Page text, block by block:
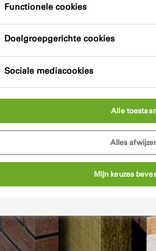
Functionele cookies
Doelgroepgerichte cookies
Sociale mediacookies
Alle
Alles
Mijn keuzes